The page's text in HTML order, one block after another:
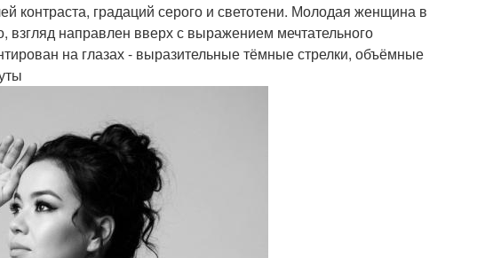
контраста, градаций серого и светотени. Молодая женщина в
взгляд направлен вверх с выражением мечтательного
на глазах - выразительные тёмные стрелки, объёмные